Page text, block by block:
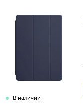
В наличии